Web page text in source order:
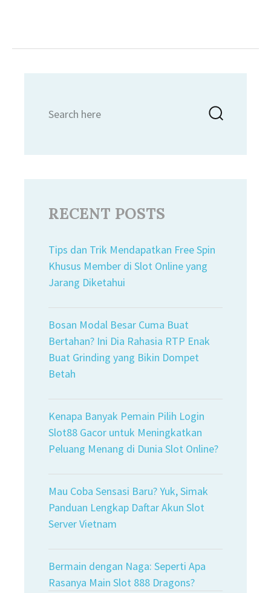
for:
RECENT POSTS
Tips dan Trik Mendapatkan Free Spin
Khusus Member di Slot Online yang
Jarang Diketahui
Bosan Modal Besar Cuma Buat
Bertahan? Ini Dia Rahasia RTP Enak
Buat Grinding yang Bikin Dompet
Betah
Kenapa Banyak Pemain Pilih Login
Slot88 Gacor untuk Meningkatkan
Peluang Menang di Dunia Slot Online?
Mau Coba Sensasi Baru? Yuk, Simak
Panduan Lengkap Daftar Akun Slot
Server Vietnam
Bermain dengan Naga: Seperti Apa
Rasanya Main Slot 888 Dragons?